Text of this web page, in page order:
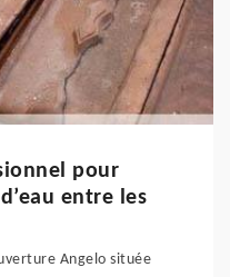
pour
entre les
Angelo située